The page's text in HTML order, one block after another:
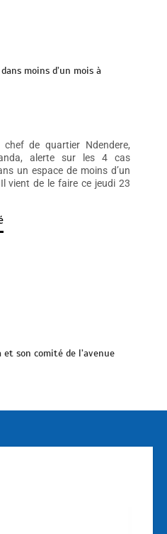
moins d’un mois à
de quartier Ndendere,
alerte sur les 4 cas
un espace de moins d’un
vient de le faire ce jeudi 23
son comité de l’avenue